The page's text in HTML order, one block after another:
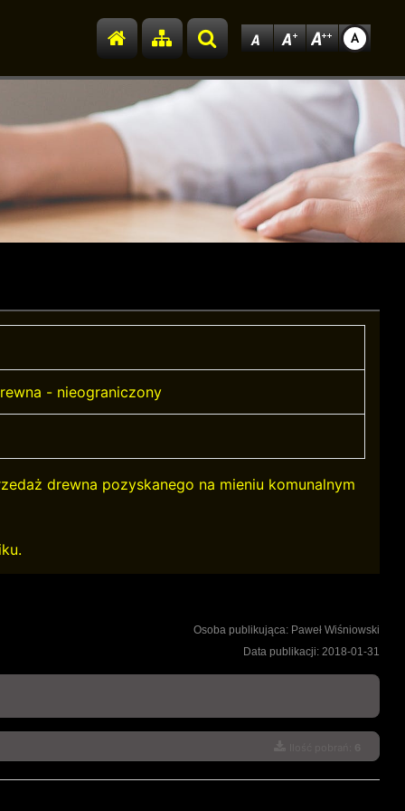
Przejdź do strony głównej
Przejdź do mapy strony
Szukaj
- nieograniczony
drewna pozyskanego na mieniu komunalnym
Osoba publikująca: Paweł Wiśniowski
Data publikacji: 2018-01-31